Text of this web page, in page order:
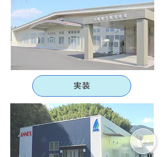
実装